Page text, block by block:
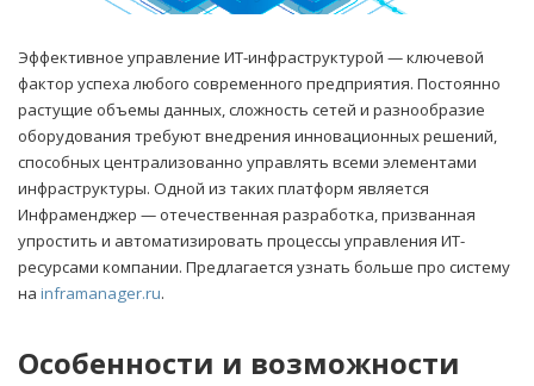
Эффективное управление ИТ-инфраструктурой — ключевой
фактор успеха любого современного предприятия. Постоянно
растущие объемы данных, сложность сетей и разнообразие
оборудования требуют внедрения инновационных решений,
способных централизованно управлять всеми элементами
инфраструктуры. Одной из таких платформ является
Инфраменджер — отечественная разработка, призванная
упростить и автоматизировать процессы управления ИТ-
ресурсами компании. Предлагается узнать больше про систему
на inframanager.ru.
Особенности и возможности